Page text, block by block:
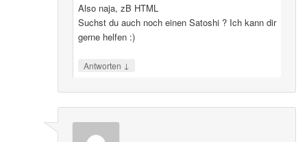
Also naja, zB HTML
Suchst du auch noch einen Satoshi ? Ich kann dir
gerne helfen :)
Antworten ↓